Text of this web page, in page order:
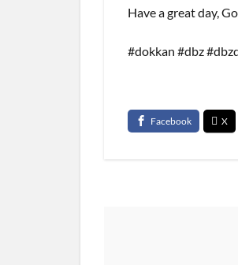
Have a great day,
#dokkan #dbz